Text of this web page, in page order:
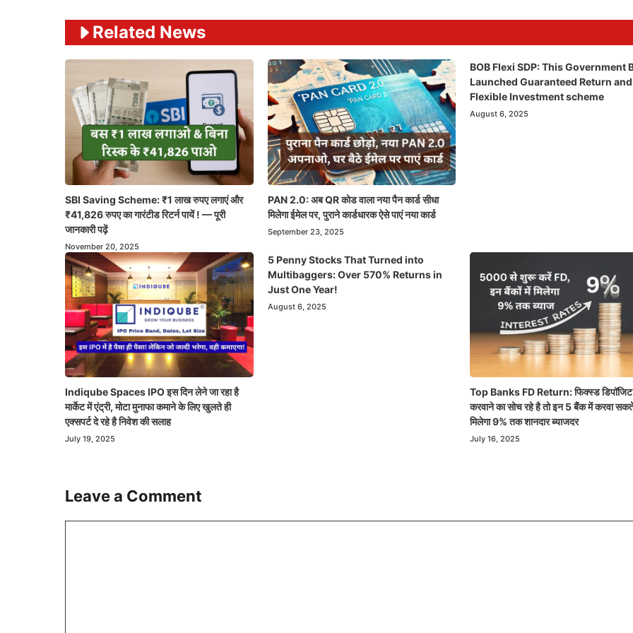
Related News
SBI Saving Scheme: ₹1 लाख रुपए लगाएं और
₹41,826 रुपए का गारंटीड रिटर्न पायें ! — पूरी
जानकारी पढ़ें
November 20, 2025
PAN 2.0: अब QR कोड वाला नया पैन कार्ड सीधा
मिलेगा ईमेल पर, पुराने कार्डधारक ऐसे पाएं नया कार्ड
September 23, 2025
BOB Flexi SDP: This Government
Launched Guaranteed Return and
Flexible Investment scheme
August 6, 2025
Indiqube Spaces IPO इस दिन लेने जा रहा है
मार्केट में एंट्री, मोटा मुनाफा कमाने के लिए खुलते ही
एक्सपर्ट दे रहे है निवेश की सलाह
July 19, 2025
5 Penny Stocks That Turned into
Multibaggers: Over 570% Returns in
Just One Year!
August 6, 2025
Top Banks FD Return: फिक्स्ड डिपॉजिट
करवाने का सोच रहे है तो इन 5 बैंक में करवा
मिलेगा 9% तक शानदार ब्याजदर
July 16, 2025
Leave a Comment